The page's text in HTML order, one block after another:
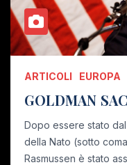
ARTICOLI EUROPA
GOLDMAN
Dopo essere stato
della Nato (sotto
Rasmussen è stato